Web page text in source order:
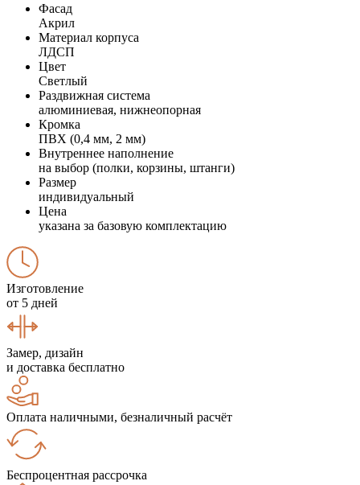
Фасад
Акрил
Материал корпуса
ЛДСП
Цвет
Светлый
Раздвижная система
алюминиевая, нижнеопорная
Кромка
ПВХ (0,4 мм, 2 мм)
Внутреннее наполнение
на выбор (полки, корзины, штанги)
Размер
индивидуальный
Цена
указана за базовую комплектацию
Изготовление
от 5 дней
Замер, дизайн
и доставка бесплатно
Оплата наличными, безналичный расчёт
Беспроцентная рассрочка